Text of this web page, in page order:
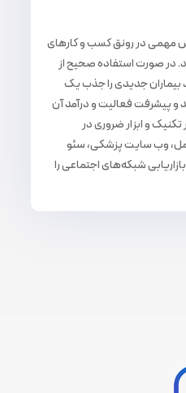
مهمی در رونق کسب و کارهای
در صورت استفاده صحیح از
بیماران جدیدی را جذب یک
پیشرفت فعالیت و درآمد آن
و ابزار ضروری در
وب سایت پزشکی، سئو
شبکه‌های اجتماعی را